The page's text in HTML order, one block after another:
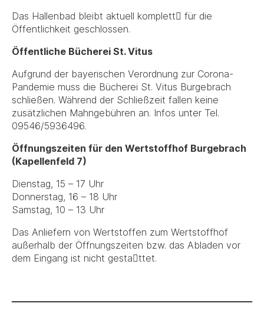
Das Hallenbad bleibt aktuell komplett􏰁 für die
Öffentlichkeit geschlossen.
Öffentliche Bücherei St. Vitus
Aufgrund der bayerischen Verordnung zur Corona-
Pandemie muss die Bücherei St. Vitus Burgebrach
schließen. Während der Schließzeit fallen keine
zusätzlichen Mahngebühren an. Infos unter Tel.
09546/5936496.
Öffnungszeiten für den Wertstoffhof Burgebrach
(Kapellenfeld 7)
Dienstag, 15 – 17 Uhr
Donnerstag, 16 – 18 Uhr
Samstag, 10 – 13 Uhr
Das Anliefern von Wertstoffen zum Wertstoffhof
außerhalb der Öffnungszeiten bzw. das Abladen vor
dem Eingang ist nicht gesta􏰁ttet.